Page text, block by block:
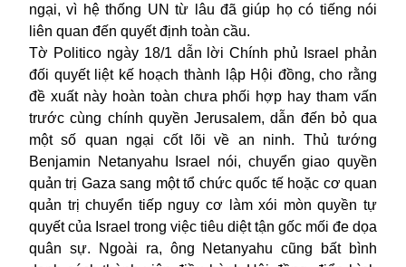
ngại, vì hệ thống UN từ lâu đã giúp họ có tiếng nói
liên quan đến quyết định toàn cầu.
Tờ Politico ngày 18/1 dẫn lời Chính phủ Israel phản
đối quyết liệt kế hoạch thành lập Hội đồng, cho rằng
đề xuất này hoàn toàn chưa phối hợp hay tham vấn
trước cùng chính quyền Jerusalem, dẫn đến bỏ qua
một số quan ngại cốt lõi về an ninh. Thủ tướng
Benjamin Netanyahu Israel nói, chuyển giao quyền
quản trị Gaza sang một tổ chức quốc tế hoặc cơ quan
quản trị chuyển tiếp nguy cơ làm xói mòn quyền tự
quyết của Israel trong việc tiêu diệt tận gốc mối đe dọa
quân sự. Ngoài ra, ông Netanyahu cũng bất bình